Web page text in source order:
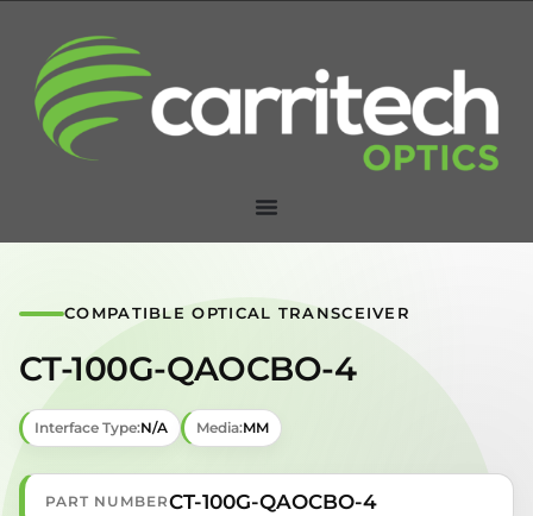
COMPATIBLE OPTICAL TRANSCEIVER
CT-100G-QAOCBO-4
Interface Type:N/A Media:MM
PART NUMBERCT-100G-QAOCBO-4